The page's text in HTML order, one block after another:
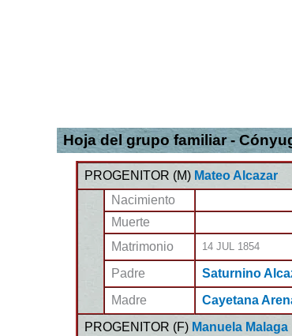
Hoja del grupo familiar -
PROGENITOR (M) Mateo Alcazar
Nacimiento
Muerte
Matrimonio
14 JUL 1854
Padre
Saturnino
Madre
Cayetana
PROGENITOR (F) Manuela Malaga